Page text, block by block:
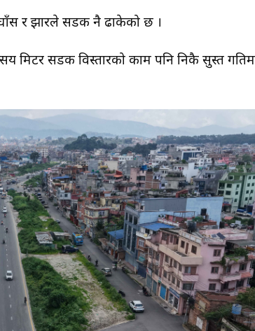
र झारले सडक नै ढाकेको छ ।
मिटर सडक विस्तारको काम पनि निकै सुस्त